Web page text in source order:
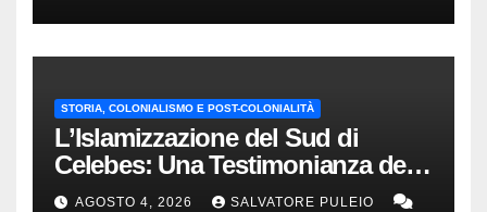
STORIA, COLONIALISMO E POST-COLONIALITÀ
L’Islamizzazione del Sud di
Celebes: Una Testimonianza del
1840.
AGOSTO 4, 2026 SALVATORE PULEIO